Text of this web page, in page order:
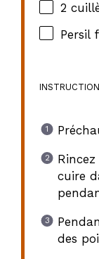
2
Persil
cuire
des